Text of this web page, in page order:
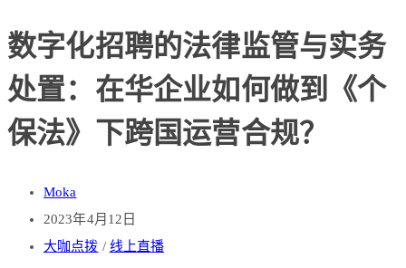
数字化招聘的法律监管与实务
处置：在华企业如何做到《个
保法》下跨国运营合规？
Moka
2023年4月12日
大咖点拨 / 线上直播